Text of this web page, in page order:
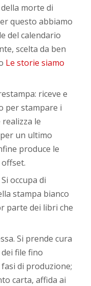
morte di
questo abbiamo
del calendario
scelta da ben
Le storie siamo
riceve e
per stampare i
le
un ultimo
produce le
occupa di
stampa bianco
parte dei libri che
Si prende cura
file fino
di produzione;
carta, affida ai